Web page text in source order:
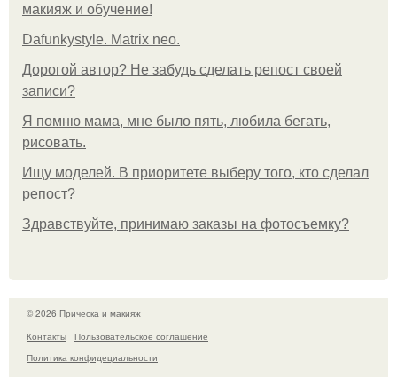
макияж и обучение!
Dafunkystyle. Matrix neo.
Дорогой автор? Не забудь сделать репост своей
записи?
Я помню мама, мне было пять, любила бегать,
рисовать.
Ищу моделей. В приоритете выберу того, кто сделал
репост?
Здравствуйте, принимаю заказы на фотосъемку?
© 2026 Прическа и макияж
Контакты
Пользовательское соглашение
Политика конфидециальности